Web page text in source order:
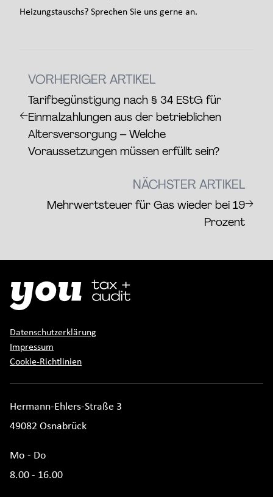
Heizungstauschs? Sprechen Sie uns gerne an.
←
VORHERIGER ARTIKEL
Tarifbegünstigung nach § 34 EStG für
Einmalzahlungen aus der betrieblichen
Altersversorgung – Welche
Voraussetzungen müssen erfüllt sein?
NÄCHSTER ARTIKEL
Mehrwertsteuer für Gas wieder bei 19
Prozent
→
Datenschutzerklärung
Impressum
Cookie-Richtlinien
Hermann-Ehlers-Straße 3
49082 Osnabrück
Mo - Do
8.00 - 16.00